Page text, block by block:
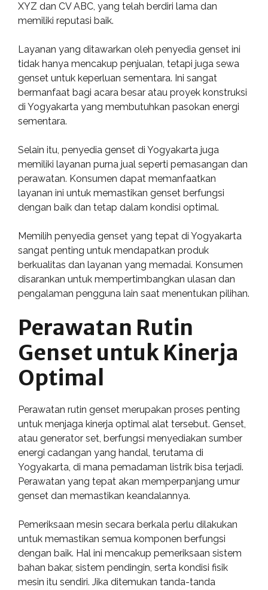
XYZ dan CV ABC, yang telah berdiri lama dan
memiliki reputasi baik.
Layanan yang ditawarkan oleh penyedia genset ini
tidak hanya mencakup penjualan, tetapi juga sewa
genset untuk keperluan sementara. Ini sangat
bermanfaat bagi acara besar atau proyek konstruksi
di Yogyakarta yang membutuhkan pasokan energi
sementara.
Selain itu, penyedia genset di Yogyakarta juga
memiliki layanan purna jual seperti pemasangan dan
perawatan. Konsumen dapat memanfaatkan
layanan ini untuk memastikan genset berfungsi
dengan baik dan tetap dalam kondisi optimal.
Memilih penyedia genset yang tepat di Yogyakarta
sangat penting untuk mendapatkan produk
berkualitas dan layanan yang memadai. Konsumen
disarankan untuk mempertimbangkan ulasan dan
pengalaman pengguna lain saat menentukan pilihan.
Perawatan Rutin
Genset untuk Kinerja
Optimal
Perawatan rutin genset merupakan proses penting
untuk menjaga kinerja optimal alat tersebut. Genset,
atau generator set, berfungsi menyediakan sumber
energi cadangan yang handal, terutama di
Yogyakarta, di mana pemadaman listrik bisa terjadi.
Perawatan yang tepat akan memperpanjang umur
genset dan memastikan keandalannya.
Pemeriksaan mesin secara berkala perlu dilakukan
untuk memastikan semua komponen berfungsi
dengan baik. Hal ini mencakup pemeriksaan sistem
bahan bakar, sistem pendingin, serta kondisi fisik
mesin itu sendiri. Jika ditemukan tanda-tanda